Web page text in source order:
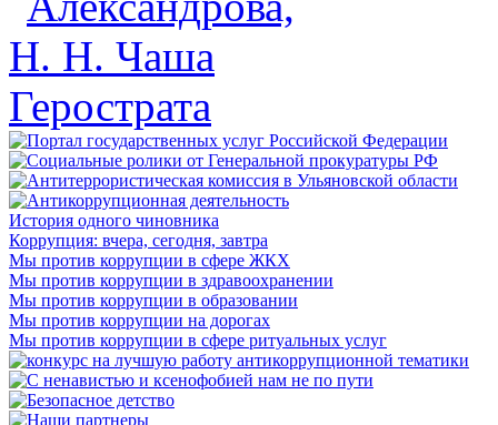
История одного чиновника
Коррупция: вчера, сегодня, завтра
Мы против коррупции в сфере ЖКХ
Мы против коррупции в здравоохранении
Мы против коррупции в образовании
Мы против коррупции на дорогах
Мы против коррупции в сфере ритуальных услуг